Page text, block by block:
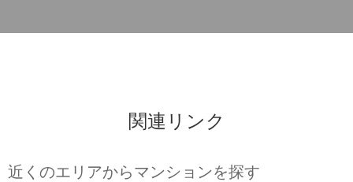
関連リンク
近くのエリアからマンションを探す